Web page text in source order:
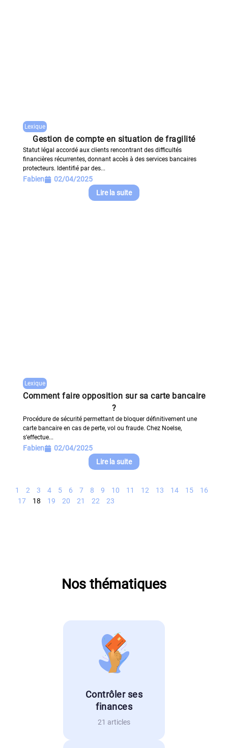
Lexique
Gestion de compte en situation de fragilité
Statut légal accordé aux clients rencontrant des difficultés
financières récurrentes, donnant accès à des services bancaires
protecteurs. Identifié par des...
Fabien
02/04/2025
Lire la suite
Lexique
Comment faire opposition sur sa carte bancaire
?
Procédure de sécurité permettant de bloquer définitivement une
carte bancaire en cas de perte, vol ou fraude. Chez Noelse,
s’effectue...
Fabien
02/04/2025
Lire la suite
1 2 3 4 5 6 7 8 9 10 11 12 13 14 15
16
17
18 19 20 21 22 23
Nos thématiques
Contrôler ses
finances
21 articles